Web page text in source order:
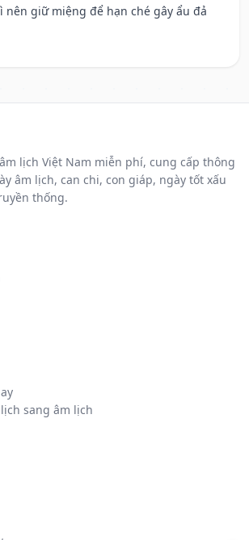
nên giữ miệng để hạn ché gây ẩu đả
lịch Việt Nam miễn phí, cung cấp thông
âm lịch, can chi, con giáp, ngày tốt xấu
thống.
sang âm lịch